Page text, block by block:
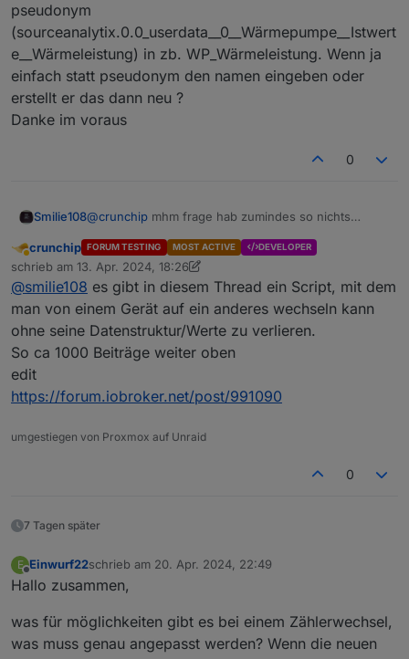
pseudonym
(sourceanalytix.0.0_userdata__0__Wärmepumpe__Istwert
e__Wärmeleistung) in zb. WP_Wärmeleistung. Wenn ja
einfach statt pseudonym den namen eingeben oder
erstellt er das dann neu ?
Danke im voraus
0
Smilie108@crunchip mhm frage hab zumindes so nichts
umbenenen ohne das er die ganzen werte verliert ?
sprich zb von pseudonym
(sourceanalytix.0.0_userdata__0__Wärmepumpe__Istw
erte__Wärmeleistung) in zb. WP_Wärmeleistung.
eingeben oder erstellt er das dann neu ?
Danke im voraus
Abwesend
crunchip FORUM TESTING MOST ACTIVE DEVELOPER
schrieb am 13. Apr. 2024, 18:26
zuletzt editiert von crunchip
@smilie108 es gibt in diesem Thread ein Script, mit dem
man von einem Gerät auf ein anderes wechseln kann
ohne seine Datenstruktur/Werte zu verlieren.
So ca 1000 Beiträge weiter oben
edit
https://forum.iobroker.net/post/991090
umgestiegen von Proxmox auf Unraid
0
7 Tagen später
E
Offline
Einwurf22schrieb am 20. Apr. 2024, 22:49
zuletzt editiert von
Hallo zusammen,
was für möglichkeiten gibt es bei einem Zählerwechsel,
was muss genau angepasst werden? Wenn die neuen